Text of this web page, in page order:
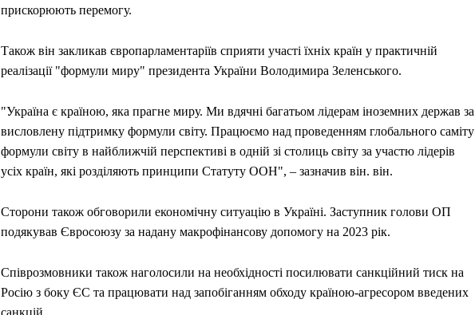
прискорюють перемогу.
Також він закликав європарламентаріїв сприяти участі їхніх країн у практичній
реалізації "формули миру" президента України Володимира Зеленського.
"Україна є країною, яка прагне миру. Ми вдячні багатьом лідерам іноземних держав за
висловлену підтримку формули світу. Працюємо над проведенням глобального саміту
формули світу в найближчій перспективі в одній зі столиць світу за участю лідерів
усіх країн, які розділяють принципи Статуту ООН", – зазначив він. він.
Сторони також обговорили економічну ситуацію в Україні. Заступник голови ОП
подякував Євросоюзу за надану макрофінансову допомогу на 2023 рік.
Співрозмовники також наголосили на необхідності посилювати санкційний тиск на
Росію з боку ЄС та працювати над запобіганням обходу країною-агресором введених